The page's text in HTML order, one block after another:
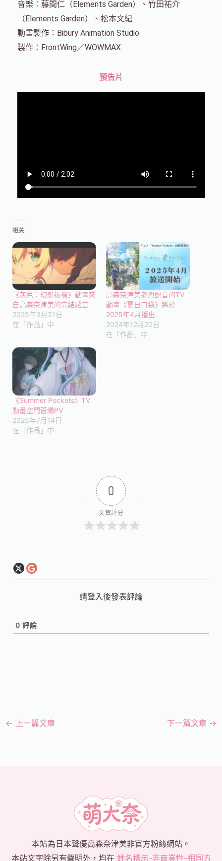
音樂：藤間仁（Elements Garden）、竹田祐介
（Elements Garden）、松本文紀
動畫製作：Bibury Animation Studio
製作：FrontWing／WOWMAX
預告片
相关
《灰色：幻影扳機》動畫來
自高森奈津美的完結感言
2025年3月31日
在「作品」中
高森奈津美參與配音的TV
動畫《夏日口袋》將於
2025年4月播出
2024年12月20日
在「作品」中
《Summer Pockets》TV
動畫空門蒼編PV
2025年7月14日
在「作品」中
0
文章評分
請登入後發表評論
0 評論
← 上一篇文章 下一篇文章 →
本站為日本聲優高森奈津美非官方粉絲網站。
本站文字除另有聲明外，均在 姓名標示-非商業性-相同方